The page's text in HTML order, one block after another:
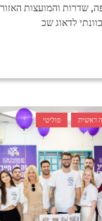
שדרות והמועצות
לדאוג שכ
ראשית פוליטי